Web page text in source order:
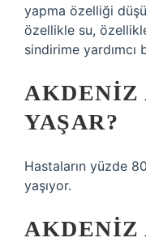
yapma özelliği
özellikle su,
sindirime yardımcı
AKDENIZ
YAŞAR?
Hastaların yüzde
yaşıyor.
AKDENIZ